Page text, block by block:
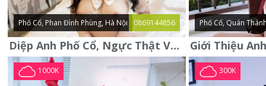
Phố Cổ, Phan Đình Phùng, Hà Nội 0869144856
Diệp Anh Phố Cổ, Ngực Thật Vú To Thơm Tho Quyến Rũ
Phố Cổ, Quán
1000K 300K